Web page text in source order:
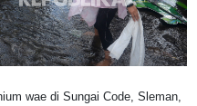
wae di Sungai Code, Sleman,